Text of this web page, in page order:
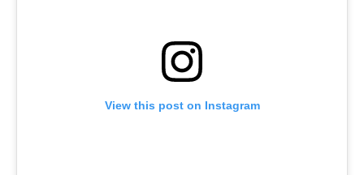
View this post on Instagram